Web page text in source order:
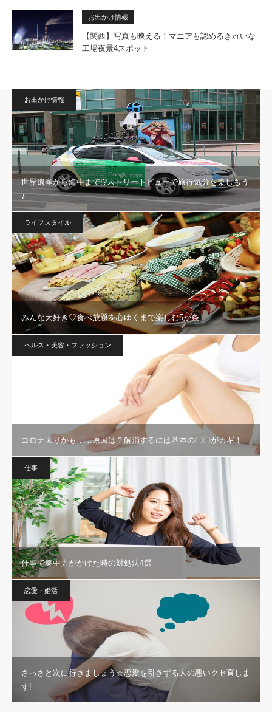
お出かけ情報
【関西】写真も映える！マニアも認めるきれいな
工場夜景4スポット
お出かけ情報
世界遺産から海中まで!?ストリートビューで旅行気分を楽しもう
♪
ライフスタイル
みんな大好き♡食べ放題を心ゆくまで楽しむ5か条
ヘルス・美容・ファッション
コロナ太りかも……原因は？解消するには基本の〇〇がカギ！
仕事
仕事で集中力がかけた時の対処法4選
恋愛・婚活
さっさと次に行きましょう☆恋愛を引きずる人の悪いクセ直しま
す!